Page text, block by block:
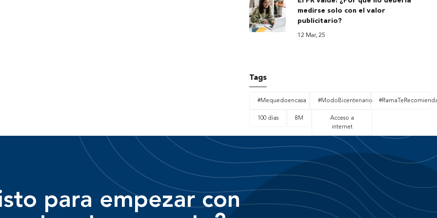
medirse solo con el valor
publicitario?
12 Mar, 25
Tags
#Mequedoencasa #ModoBicentenario
100 días 8M
Acceso a
internet
para empezar con